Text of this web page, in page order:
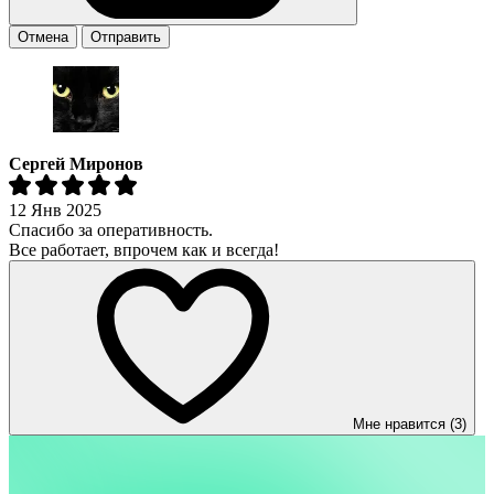
Отмена Отправить
Сергей Миронов
12 Янв 2025
Спасибо за оперативность.
Все работает, впрочем как и всегда!
Мне нравится (3)